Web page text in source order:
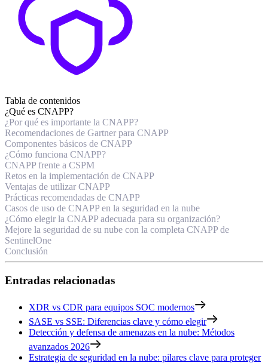
Tabla de contenidos
¿Qué es CNAPP?
¿Por qué es importante la CNAPP?
Recomendaciones de Gartner para CNAPP
Componentes básicos de CNAPP
¿Cómo funciona CNAPP?
CNAPP frente a CSPM
Retos en la implementación de CNAPP
Ventajas de utilizar CNAPP
Prácticas recomendadas de CNAPP
Casos de uso de CNAPP en la seguridad en la nube
¿Cómo elegir la CNAPP adecuada para su organización?
Mejore la seguridad de su nube con la completa CNAPP de
SentinelOne
Conclusión
Entradas relacionadas
XDR vs CDR para equipos SOC modernos
SASE vs SSE: Diferencias clave y cómo elegir
Detección y defensa de amenazas en la nube: Métodos
avanzados 2026
Estrategia de seguridad en la nube: pilares clave para proteger